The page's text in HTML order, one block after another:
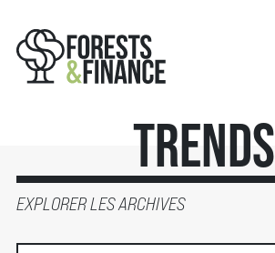
Trends
EXPLORER LES ARCHIVES